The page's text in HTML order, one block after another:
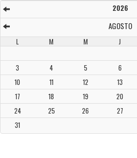
2026
AGOSTO
L M M J
3
4 5 6
10
11 12 13
17
18 19 20
24
25 26 27
31